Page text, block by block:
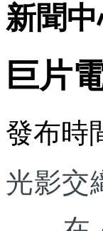
新聞
巨片
發布時
光影交